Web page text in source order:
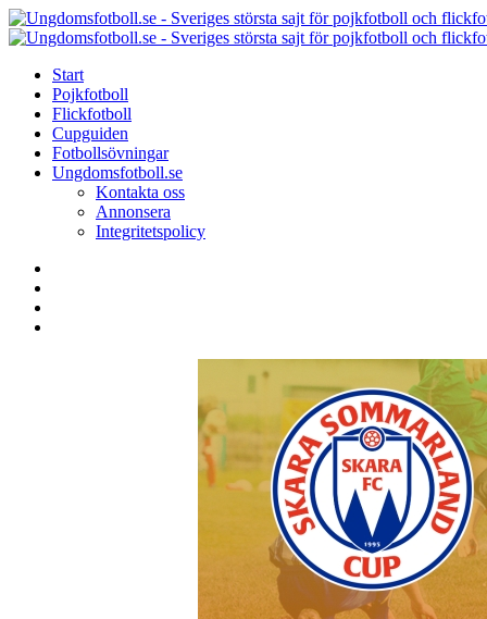
Menu
Search
Menu
Start
Pojkfotboll
Flickfotboll
Cupguiden
Fotbollsövningar
Ungdomsfotboll.se
Kontakta oss
Annonsera
Integritetspolicy